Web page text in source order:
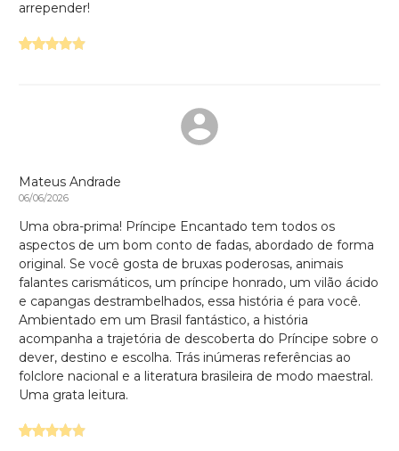
arrepender!
Mateus Andrade
06/06/2026
Uma obra-prima! Príncipe Encantado tem todos os
aspectos de um bom conto de fadas, abordado de forma
original. Se você gosta de bruxas poderosas, animais
falantes carismáticos, um príncipe honrado, um vilão ácido
e capangas destrambelhados, essa história é para você.
Ambientado em um Brasil fantástico, a história
acompanha a trajetória de descoberta do Príncipe sobre o
dever, destino e escolha. Trás inúmeras referências ao
folclore nacional e a literatura brasileira de modo maestral.
Uma grata leitura.